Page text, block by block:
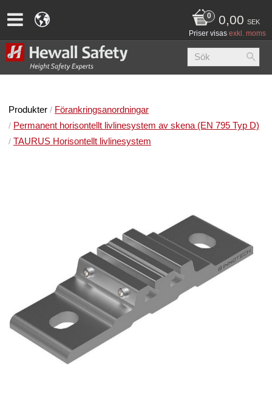
0,00 SEK
Priser visas exkl. moms
Produkter
Förankringsanordningar
Permanent horisontellt livlinesystem av skena (EN 795 Typ D)
TAURUS Horisontellt livlinesystem